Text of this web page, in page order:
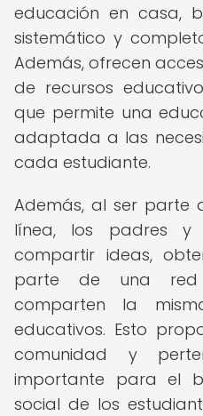
educación en casa,
sistemático y
Además, ofrecen
de recursos
que permite una
adaptada a las
cada estudiante.
Además, al ser parte
línea, los padres y
compartir ideas,
parte de una red
comparten la
educativos. Esto
comunidad y
importante para el
social de los